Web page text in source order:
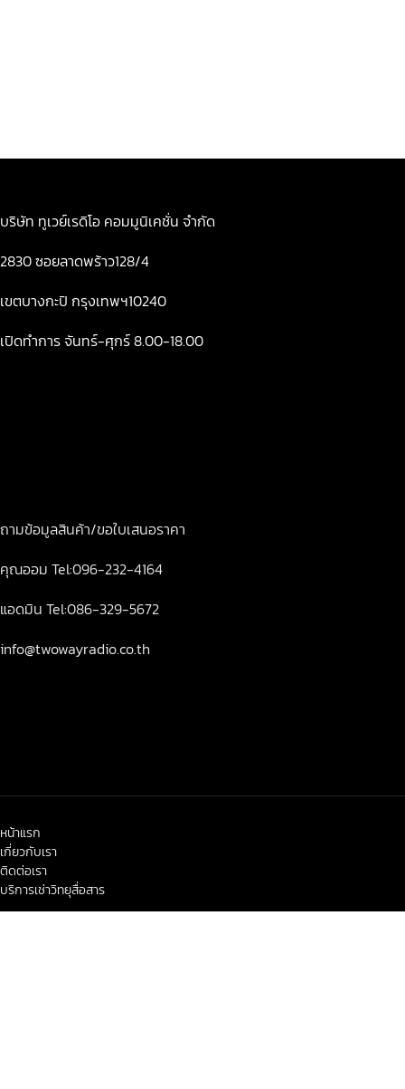
บริษัท ทูเวย์เรดิโอ คอมมูนิเคชั่น จำกัด
2830 ซอยลาดพร้าว128/4
เขตบางกะปิ กรุงเทพฯ10240
เปิดทำการ จันทร์-ศุกร์ 8.00-18.00
ถามข้อมูลสินค้า/ขอใบเสนอราคา
คุณออม Tel:096-232-4164
แอดมิน Tel:086-329-5672
info@twowayradio.co.th
หน้าแรก
เกี่ยวกับเรา
ติดต่อเรา
บริการเช่าวิทยุสื่อสาร